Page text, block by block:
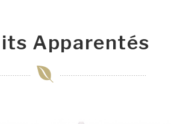
Apparentés